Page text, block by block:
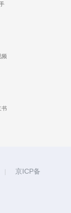
频
书
京ICP备